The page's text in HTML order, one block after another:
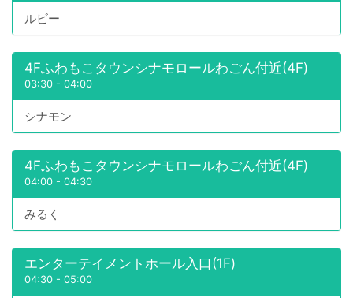
ルビー
4Fふわもこタウンシナモロールわごん付近(4F)
03:30 - 04:00
シナモン
4Fふわもこタウンシナモロールわごん付近(4F)
04:00 - 04:30
みるく
エンターテイメントホール入口(1F)
04:30 - 05:00